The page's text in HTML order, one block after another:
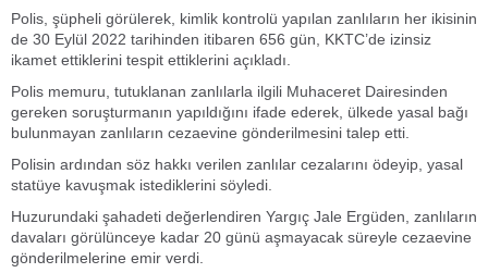
Polis, şüpheli görülerek, kimlik kontrolü yapılan zanlıların her ikisinin
de 30 Eylül 2022 tarihinden itibaren 656 gün, KKTC’de izinsiz
ikamet ettiklerini tespit ettiklerini açıkladı.
Polis memuru, tutuklanan zanlılarla ilgili Muhaceret Dairesinden
gereken soruşturmanın yapıldığını ifade ederek, ülkede yasal bağı
bulunmayan zanlıların cezaevine gönderilmesini talep etti.
Polisin ardından söz hakkı verilen zanlılar cezalarını ödeyip, yasal
statüye kavuşmak istediklerini söyledi.
Huzurundaki şahadeti değerlendiren Yargıç Jale Ergüden, zanlıların
davaları görülünceye kadar 20 günü aşmayacak süreyle cezaevine
gönderilmelerine emir verdi.